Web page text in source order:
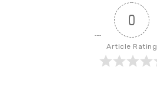
0
Article Rating